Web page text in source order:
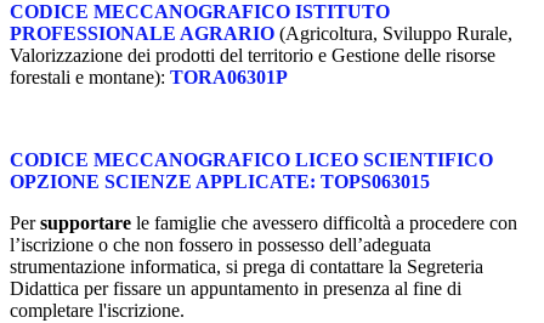
CODICE MECCANOGRAFICO ISTITUTO
PROFESSIONALE AGRARIO (Agricoltura, Sviluppo Rurale,
Valorizzazione dei prodotti del territorio e Gestione delle risorse
forestali e montane): TORA06301P
CODICE MECCANOGRAFICO LICEO SCIENTIFICO
OPZIONE SCIENZE APPLICATE: TOPS063015
Persupportare le famiglie che avessero difficoltà a procedere con
l’iscrizione o che non fossero in possesso dell’adeguata
strumentazione informatica, si prega di contattare la Segreteria
Didattica per fissare un appuntamento in presenza al fine di
completare l'iscrizione.